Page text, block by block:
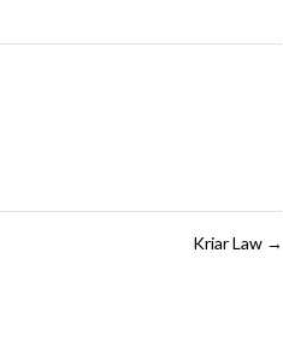
Kriar Law →